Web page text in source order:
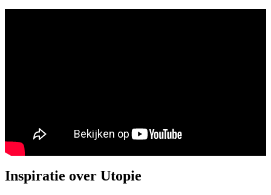
Inspiratie over Utopie